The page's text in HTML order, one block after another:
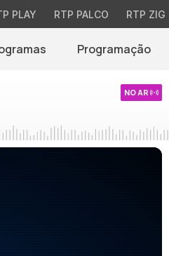
PLAY RTP PALCO RTP ZIG
Programação
NO AR